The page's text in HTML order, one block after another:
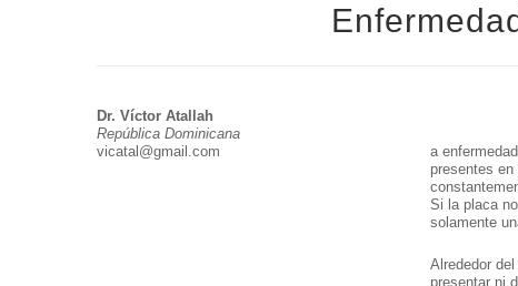
Dr. Víctor Atallah
República Dominicana
vicatal@gmail.com
a
presentes
Si la placa
solamente
Alrededor
presentar ni